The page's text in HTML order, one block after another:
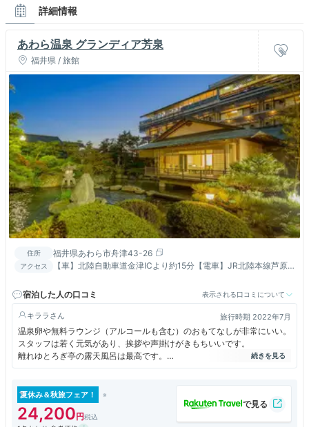
詳細情報
あわら温泉 グランディア芳泉
福井県 / 旅館
住所 福井県あわら市舟津43-26
アクセス
【車】北陸自動車道金津ICより約15分【電車】JR北陸本線芦原
宿泊した人の口コミ
表示される口コミについて
キララ 旅行時期 2022年7月
温泉卵や無料ラウンジ（アルコールも含む）のおもてなしが非常にいい。
スタッフは若く元気があり、挨拶や声掛けがきもちいいです。
離れゆとろぎ亭の露天風呂は最高です。
次回は、最高級の「個止吹気亭]に是非宿泊したいです。
夏休み＆秋旅フェア！
24,200